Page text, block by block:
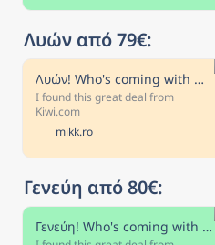
Λυών από 79€:
Λυών! Who's coming with me?
I found this great deal from
Kiwi.com
mikk.ro
Γενεύη από 80€:
Γενεύη! Who's coming with me?